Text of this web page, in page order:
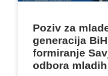
Poziv za
generacija
formiranje
odbora mladih